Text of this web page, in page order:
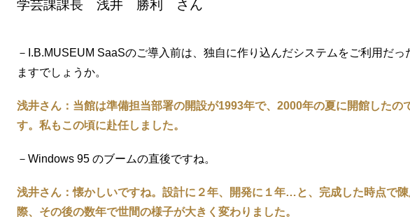
学芸課課長 浅井 勝利 さん
－I.B.MUSEUM SaaSのご導入前は、独自に作り込んだシステムをご利用だ
ますでしょうか。
浅井さん：当館は準備担当部署の開設が1993年で、2000年の夏に開館した
す。私もこの頃に赴任しました。
－Windows 95 のブームの直後ですね。
浅井さん：懐かしいですね。設計に２年、開発に１年…と、完成した時点で
際、その後の数年で世間の様子が大きく変わりました。